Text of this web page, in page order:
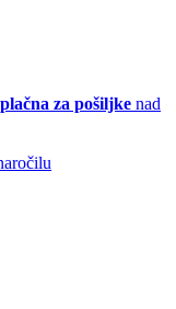
za pošiljke nad